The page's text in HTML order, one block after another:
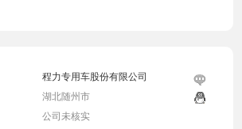
程力专用车股份有限公司
湖北随州市
公司未核实